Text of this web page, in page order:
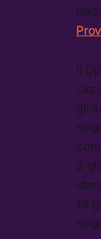
Il
gli
3
14